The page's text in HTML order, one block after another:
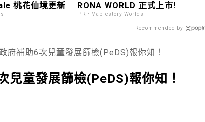
桃花仙境更新 RONA WORLD 正式上市!
PR・Maplestory Worlds
Recommended by
府補助6次兒童發展篩檢(PeDS)報你知！
兒童發展篩檢(PeDS)報你知！